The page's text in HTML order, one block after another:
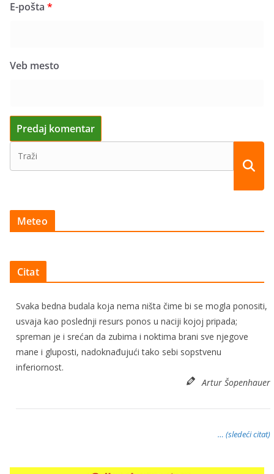
E-pošta *
Veb mesto
Meteo
Citat
Svaka bedna budala koja nema ništa čime bi se mogla ponositi,
usvaja kao poslednji resurs ponos u naciji kojoj pripada;
spreman je i srećan da zubima i noktima brani sve njegove
mane i gluposti, nadoknađujući tako sebi sopstvenu
inferiornost.
Artur Šopenhauer
… (sledeći citat)